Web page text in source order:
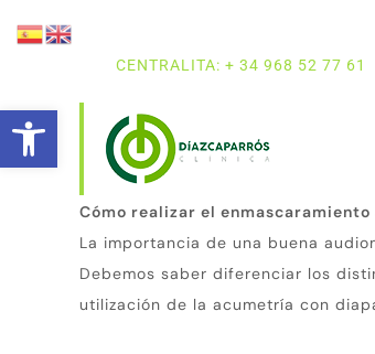
Abrir barra de herramientas
CENTRALITA: + 34 968 52 77 61
Cómo realizar el
La importancia de una buena
Debemos saber diferenciar los
utilización de la acumetría con